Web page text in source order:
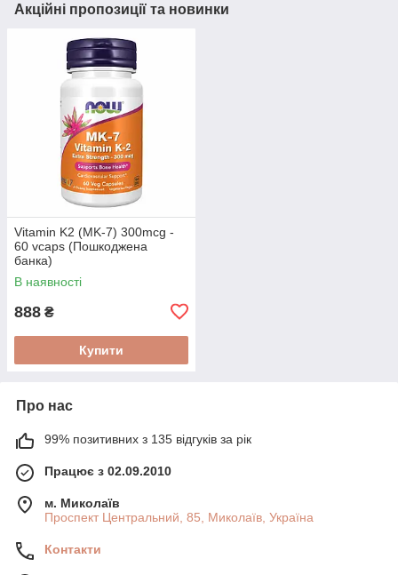
Акційні пропозиції та новинки
Vitamin K2 (MK-7) 300mcg -
60 vcaps (Пошкоджена
банка)
В наявності
888 ₴
Купити
Про нас
99% позитивних з 135 відгуків за рік
Працює з 02.09.2010
м. Миколаїв
Проспект Центральний, 85, Миколаїв, Україна
Контакти